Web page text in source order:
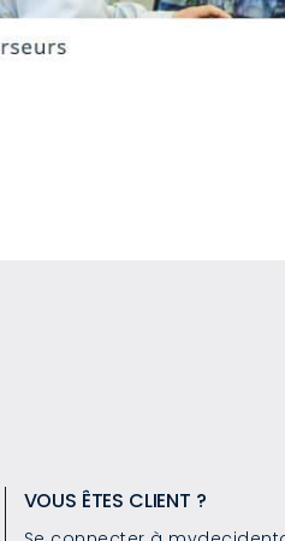
VOUS ÊTES CLIENT ?